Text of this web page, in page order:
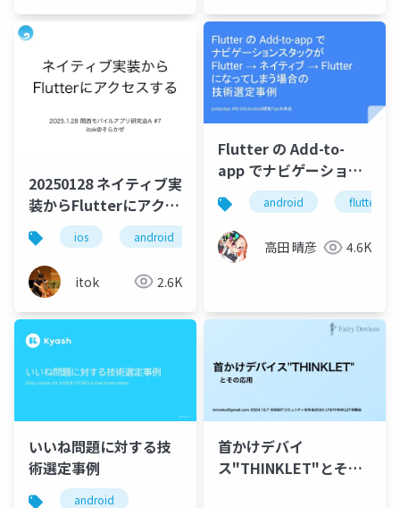
20250128 ネイティブ実
装からFlutterにアクセ
スするios android flutter
itok 2.6K
Flutter の Add-to-
app でナビゲーション
スタックが Flutter →
ネイティブ → Flutter
になってしまう場合の
技術選定事例
android flutter
高田 晴彦 4.6K
いいね問題に対する技
術選定事例
android
首かけデバイ
ス"THINKLET"とその